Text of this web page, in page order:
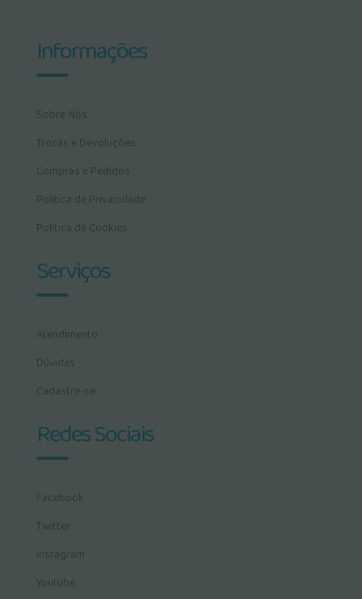
Informações
Sobre Nós
Trocas e Devoluções
Compras e Pedidos
Política de Privacidade
Política de Cookies
Serviços
Atendimento
Dúvidas
Cadastre-se
Redes Sociais
Facebook
Twitter
Instagram
Youtube